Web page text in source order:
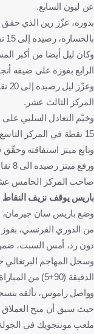
عن ليون السابع.
بدوره، عزّز رين الذي
بالخسارة، رصيده إلى 15 نقطة في المركز العاشر.
وكان ليل أيضا من أكبر
الرابع بفوزه على ضيفه
المركز الثالث عشر.
وخيّم التعادل السلبي
15 نقطة في المركز التاسع والثاني 13 في المركز الثاني عشر.
وتابع ميتز استفاقته وحقّق
صاحب المركز الخامس
باريس يوقف نزيف النقاط
وضع باريس سان جيرمان،
من الدوري الفرنسي،
دون رد، أمس السبت، ضمن
وسجل المهاجم
الدقيقة (90+5) من المباراة التي أقيمت على ملعب حديقة الأمراء.
وواصل راموس، تألقه
ملعب مونتجويك في الجولة